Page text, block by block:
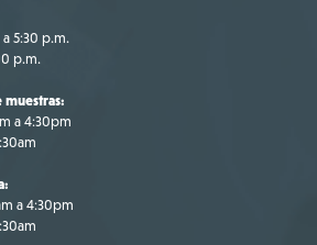
a 5:30 p.m.
p.m.
a 4:30pm
a 4:30pm